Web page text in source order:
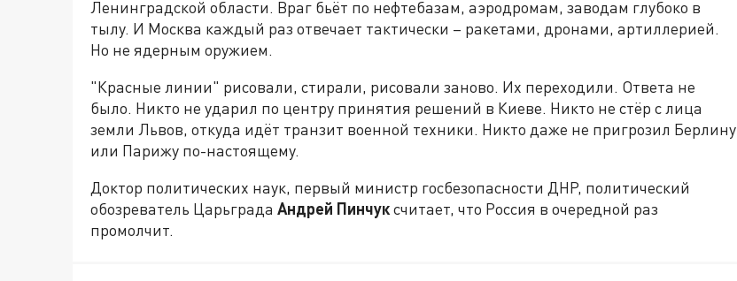
Ленинградской области. Враг бьёт по нефтебазам, аэродромам, заводам глубоко в
тылу. И Москва каждый раз отвечает тактически – ракетами, дронами, артиллерией.
Но не ядерным оружием.
"Красные линии" рисовали, стирали, рисовали заново. Их переходили. Ответа не
было. Никто не ударил по центру принятия решений в Киеве. Никто не стёр с лица
земли Львов, откуда идёт транзит военной техники. Никто даже не пригрозил Берлину
или Парижу по-настоящему.
Доктор политических наук, первый министр госбезопасности ДНР, политический
обозреватель Царьграда Андрей Пинчуксчитает, что Россия в очередной раз
промолчит.